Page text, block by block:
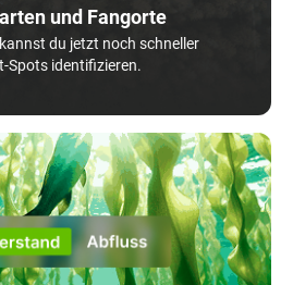
und Fangorte
du jetzt noch schneller
Spots identifizieren.